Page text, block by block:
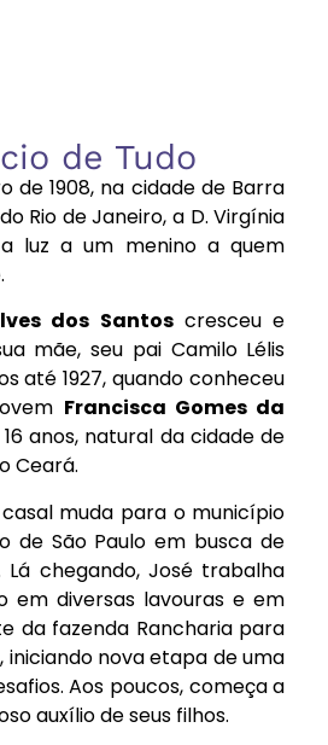
de Tudo
de 1908, na cidade de Barra
Rio de Janeiro, a D. Virgínia
luz a um menino a quem
dos Santoscresceu e
mãe, seu pai Camilo Lélis
até 1927, quando conheceu
Francisca Gomes da
anos, natural da cidade de
Ceará.
casal muda para o município
de São Paulo em busca de
Lá chegando, José trabalha
em diversas lavouras e em
da fazenda Rancharia para
iniciando nova etapa de uma
Aos poucos, começa a
auxílio de seus filhos.